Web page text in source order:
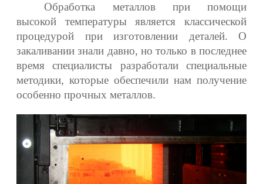
Обработка металлов при помощи
высокой температуры является классической
процедурой при изготовлении деталей. О
закаливании знали давно, но только в последнее
время специалисты разработали специальные
методики, которые обеспечили нам получение
особенно прочных металлов.